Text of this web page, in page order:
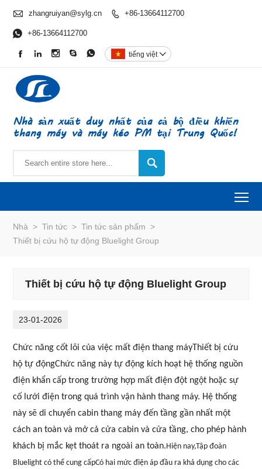
 zhangruiyan@sylg.cn  +86-13664112700
 +86-13664112700
     tiếng việt 
Nhà sản xuất duy nhất của cả bộ điều khiển
thang máy và máy kéo PM tại Trung Quốc!

Nhà > Tin tức > Tin tức sản phẩm >
Thiết bị cứu hộ tự động Bluelight Group
Thiết bị cứu hộ tự động Bluelight Group
23-01-2026
Chức năng cốt lõi của việc mất điện thang máyThiết bị cứu
hộ tự độngChức năng này tự động kích hoạt hệ thống nguồn
điện khẩn cấp trong trường hợp mất điện đột ngột hoặc sự
cố lưới điện trong quá trình vận hành thang máy. Hệ thống
này sẽ di chuyển cabin thang máy đến tầng gần nhất một
cách an toàn và mở cả cửa cabin và cửa tầng, cho phép hành
khách bị mắc kẹt thoát ra ngoài an toàn.Hiện nay,Tập đoàn
Bluelight có thể cung cấpCó hai mức điện áp đầu ra khả dụng cho các